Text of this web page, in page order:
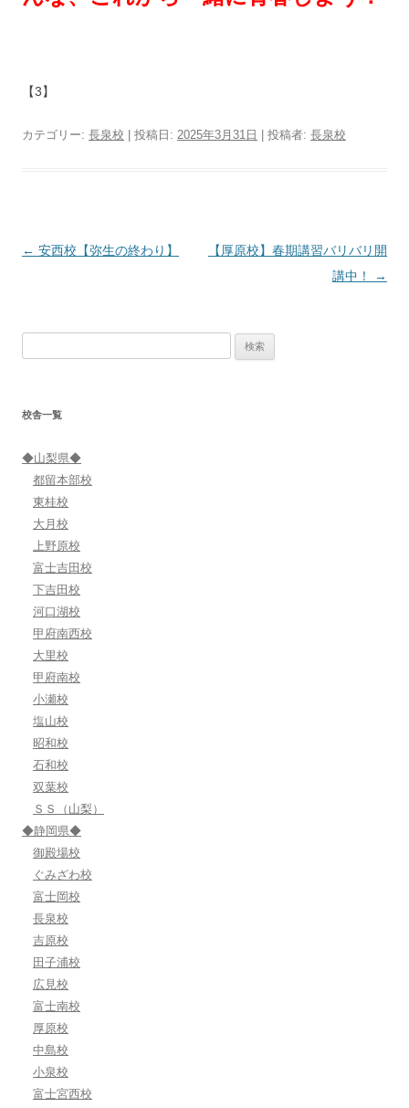
【3】
カテゴリー: 長泉校 | 投稿日: 2025年3月31日 投稿者: 長泉校
投
ン
← 安西校【弥生の終わり】
【厚原校】春期講習バリバリ開
講中！
→
校舎一覧
◆山梨県◆
都留本部校
東桂校
大月校
上野原校
富士吉田校
下吉田校
河口湖校
甲府南西校
大里校
甲府南校
小瀬校
塩山校
昭和校
石和校
双葉校
ＳＳ（山梨）
◆静岡県◆
御殿場校
ぐみざわ校
富士岡校
長泉校
吉原校
田子浦校
広見校
富士南校
厚原校
中島校
小泉校
富士宮西校